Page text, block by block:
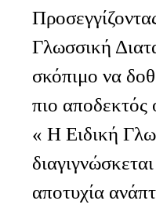
Γλωσσική
σκόπιμο να
« Η Ειδική
αποτυχία